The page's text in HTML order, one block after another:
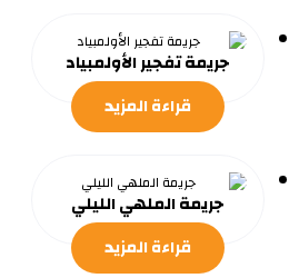
جريمة تفجير الأولمبياد
قراءة المزيد
جريمة الملهي الليلي
قراءة المزيد